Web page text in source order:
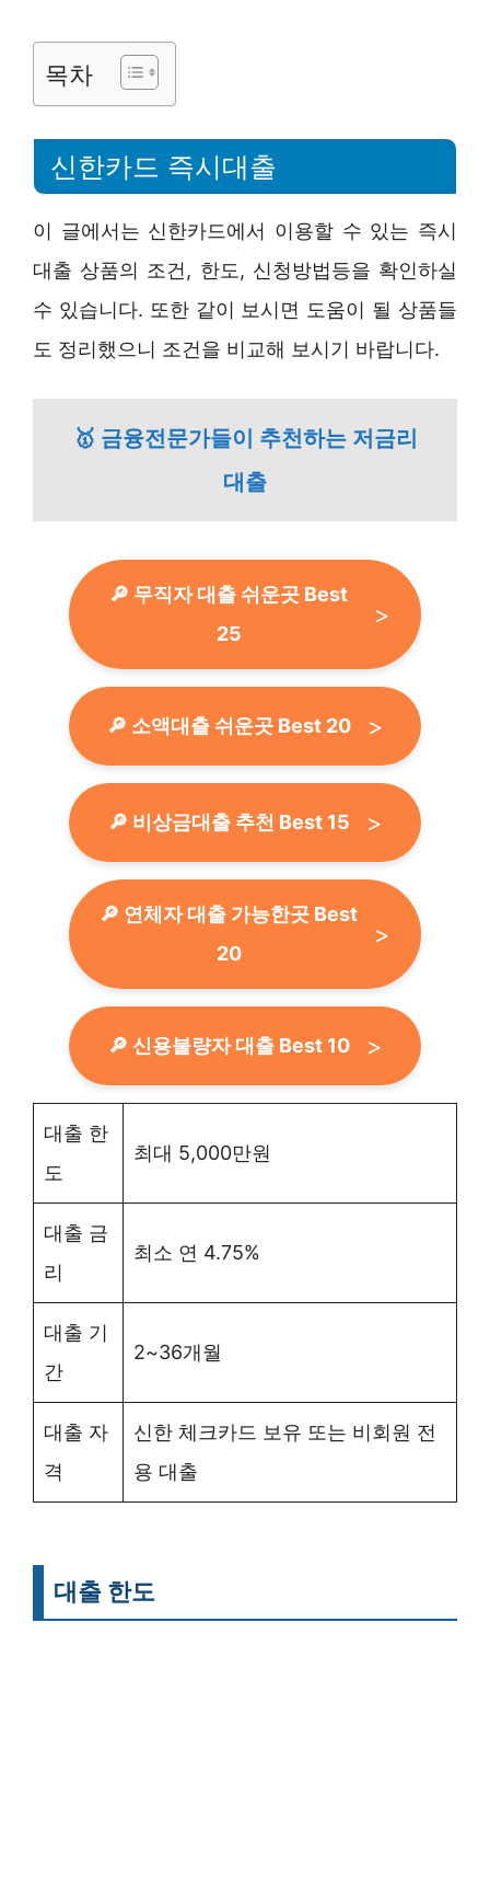
목차
신한카드 즉시대출
이 글에서는 신한카드에서 이용할 수 있는 즉시
대출 상품의 조건, 한도, 신청방법등을 확인하실
수 있습니다. 또한 같이 보시면 도움이 될 상품들
도 정리했으니 조건을 비교해 보시기 바랍니다.
🥇 금융전문가들이 추천하는 저금리
대출
🔎 무직자 대출 쉬운곳 Best
25
🔎 소액대출 쉬운곳 Best 20
🔎 비상금대출 추천 Best 15
🔎 연체자 대출 가능한곳 Best
20
🔎 신용불량자 대출 Best 10
대출 한
도
최대 5,000만원
대출 금
리
최소 연 4.75%
대출 기
간
2~36개월
대출 자
격
신한 체크카드 보유 또는 비회원 전
용 대출
대출 한도